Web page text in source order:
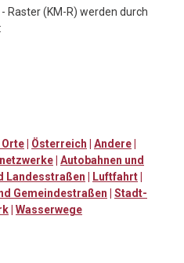
Raster (KM-R) werden durch
Österreich Andere
Autobahnen und
Landesstraßen Luftfahrt
Gemeindestraßen
Stadt-
Wasserwege